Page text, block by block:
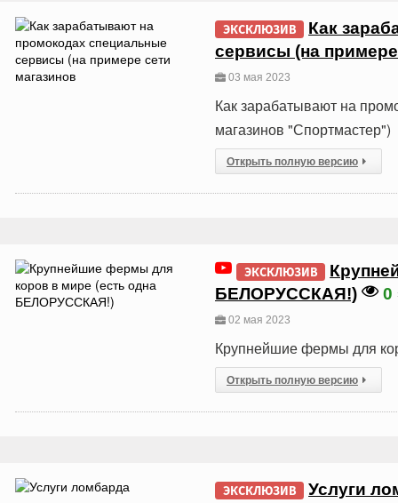
ЭКСКЛЮЗИВ
Как
сервисы (на
03 мая 2023
Как зарабатывают на
магазинов "Спортмастер")
Открыть полную версию
ЭКСКЛЮЗИВ
БЕЛОРУССКАЯ!)
0
02 мая 2023
Крупнейшие фермы для
Открыть полную версию
ЭКСКЛЮЗИВ Услуги